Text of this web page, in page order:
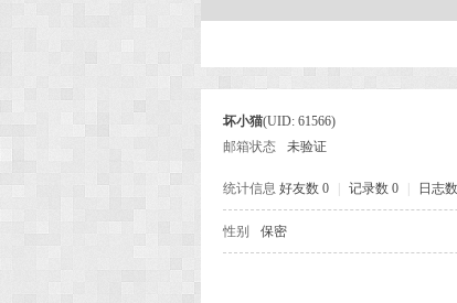
坏小猫(UID: 61566)
邮箱状态
未验证
统计信息 好友数 0 记录数 0 日志
性别 保密